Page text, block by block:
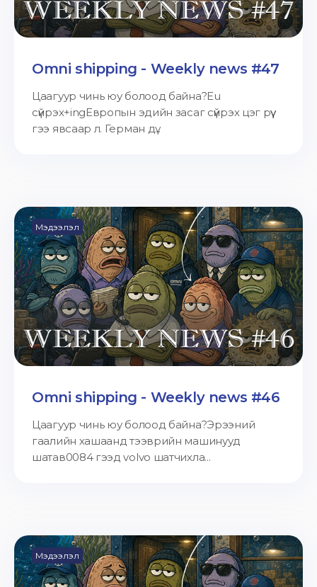
Omni shipping - Weekly news #47
Цаагуур чинь юу болоод байна?Eu
сүйрэх+ingЕвропын эдийн засаг сүйрэх цэг рүү
гээ явсаар л. Герман дү...
Мэдээлэл
Omni shipping - Weekly news #46
Цаагуур чинь юу болоод байна?Эрээний
гаалийн хашаанд тээврийн машинууд
шатав0084 гээд volvo шатчихла...
Мэдээлэл